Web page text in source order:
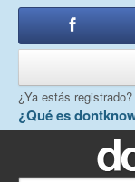
¿Qué es
¿Ya estás registrado?